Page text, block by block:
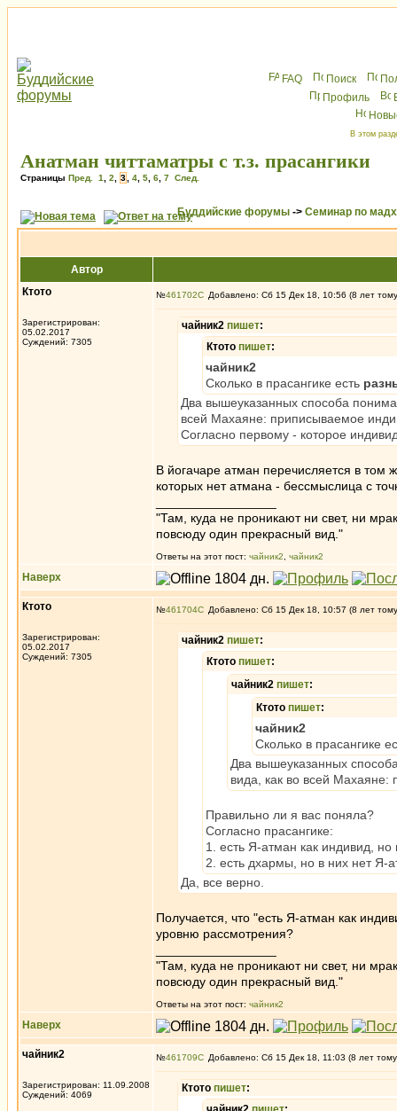
FAQ Поиск
Профиль
В этом
Анатман читтаматры с т.з. прасангики
Страницы Пред. 1 2 3 4 5 6 7 След.
Буддийские форумы -> Семинар по
Автор
Ктото
Зарегистрирован:
05.02.2017
Суждений: 7305
№461702 Добавлено: Сб 15 Дек 18, 10:56 (8 лет
чайник2 пишет:
Ктото пишет:
чайник2
Сколько в прасангике есть
Два вышеуказанных способа
всей Махаяне: приписываемое
Согласно первому - которое
В йогачаре атман перечисляется в том
которых нет атмана - бессмыслица с
"Там, куда не проникают ни свет, ни
повсюду один прекрасный вид."
Ответы на этот пост: чайник2 чайник2
Наверх
Ктото
Зарегистрирован:
05.02.2017
Суждений: 7305
№461704 Добавлено: Сб 15 Дек 18, 10:57 (8 лет
чайник2 пишет:
Ктото пишет:
чайник2 пишет:
Ктото пишет:
чайник2
Сколько в прасангике
Два вышеуказанных
вида, как во всей
Правильно ли я вас поняла?
Согласно прасангике:
1. есть Я-атман как индивид,
2. есть дхармы, но в них нет Я-
Да, все верно.
Получается, что "есть Я-атман как
уровню рассмотрения?
"Там, куда не проникают ни свет, ни
повсюду один прекрасный вид."
Ответы на этот пост: чайник2
Наверх
чайник2
Зарегистрирован: 11.09.2008
Суждений: 4069
№461709 Добавлено: Сб 15 Дек 18, 11:03 (8 лет
Ктото пишет: